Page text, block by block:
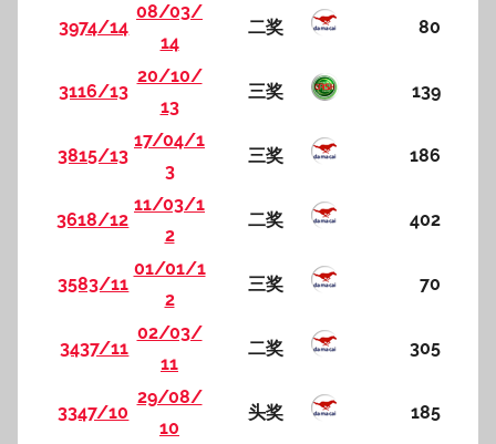
3974/14
08/03/
14
二奖 80
3116/13
20/10/
13
三奖 139
3815/13
17/04/1
3
三奖 186
3618/12
11/03/1
2
二奖 402
3583/11
01/01/1
2
三奖 70
3437/11
02/03/
11
二奖 305
3347/10
29/08/
10
头奖 185